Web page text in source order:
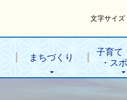
文字サイズ
まちづくり
子育て
・ス